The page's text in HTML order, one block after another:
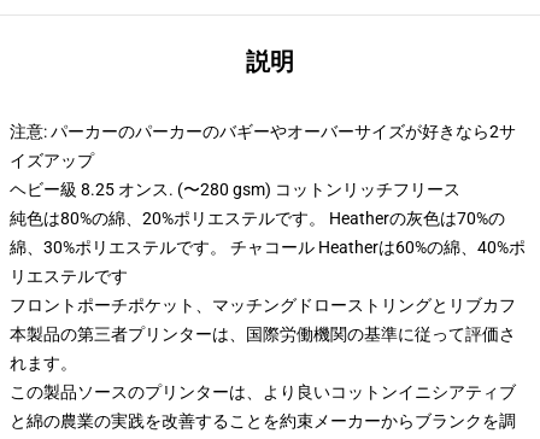
説明
注意: パーカーのパーカーのバギーやオーバーサイズが好きなら2サ
イズアップ
ヘビー級 8.25 オンス. (〜280 gsm) コットンリッチフリース
純色は80%の綿、20%ポリエステルです。 Heatherの灰色は70%の
綿、30%ポリエステルです。 チャコール Heatherは60%の綿、40%ポ
リエステルです
フロントポーチポケット、マッチングドローストリングとリブカフ
本製品の第三者プリンターは、国際労働機関の基準に従って評価さ
れます。
この製品ソースのプリンターは、より良いコットンイニシアティブ
と綿の農業の実践を改善することを約束メーカーからブランクを調